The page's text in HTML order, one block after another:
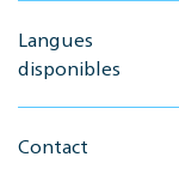
Langues
disponibles
Contact